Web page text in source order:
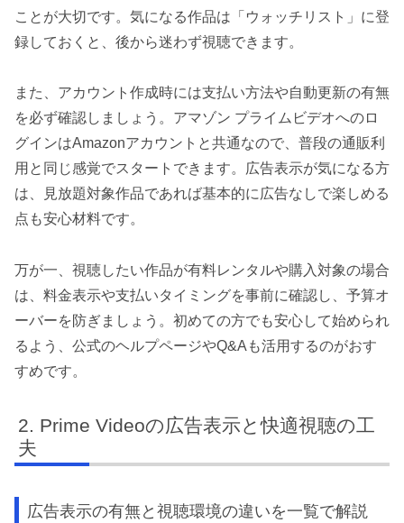
ことが大切です。気になる作品は「ウォッチリスト」に登
録しておくと、後から迷わず視聴できます。
また、アカウント作成時には支払い方法や自動更新の有無
を必ず確認しましょう。アマゾン プライムビデオへのロ
グインはAmazonアカウントと共通なので、普段の通販利
用と同じ感覚でスタートできます。広告表示が気になる方
は、見放題対象作品であれば基本的に広告なしで楽しめる
点も安心材料です。
万が一、視聴したい作品が有料レンタルや購入対象の場合
は、料金表示や支払いタイミングを事前に確認し、予算オ
ーバーを防ぎましょう。初めての方でも安心して始められ
るよう、公式のヘルプページやQ&Aも活用するのがおす
すめです。
Prime Videoの広告表示と快適視聴の工
夫
広告表示の有無と視聴環境の違いを一覧で解説